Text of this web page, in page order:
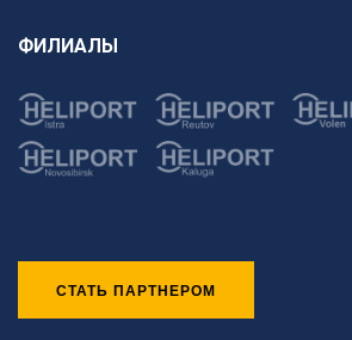
ФИЛИАЛЫ
СТАТЬ ПАРТНЕРОМ